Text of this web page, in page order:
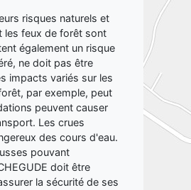
risques naturels et
les feux de forêt sont
également un risque
ne doit pas être
impacts variés sur les
par exemple, peut
peuvent causer
Les crues
des cours d'eau.
pouvant
doit être
la sécurité de ses